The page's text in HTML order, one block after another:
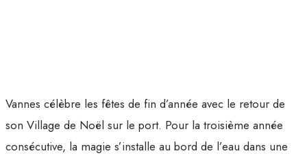
Vannes célèbre les fêtes de fin d’année avec le retour de
son Village de Noël sur le port. Pour la troisième année
consécutive, la magie s’installe au bord de l’eau dans une